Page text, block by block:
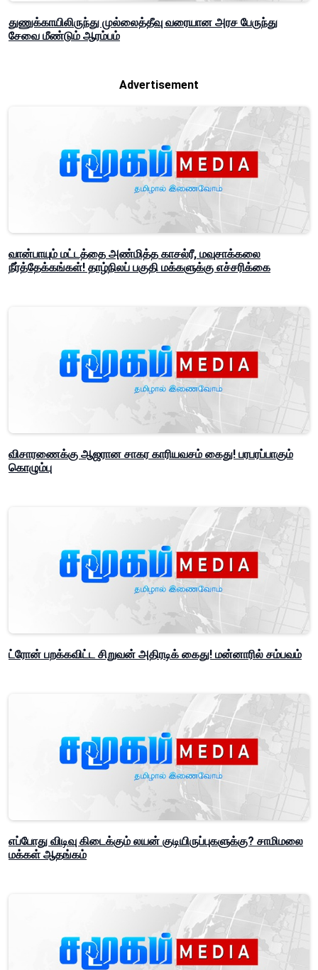
துணுக்காயிலிருந்து முல்லைத்தீவு வரையான அரச பேருந்து
சேவை மீண்டும் ஆரம்பம்
Advertisement
வான்பாயும் மட்டத்தை அண்மித்த காசல்ரீ, மவுசாக்கலை
நீர்த்தேக்கங்கள்! தாழ்நிலப் பகுதி மக்களுக்கு எச்சரிக்கை
விசாரணைக்கு ஆஜரான சாகர காரியவசம் கைது! பரபரப்பாகும்
கொழும்பு
ட்ரோன் பறக்கவிட்ட சிறுவன் அதிரடிக் கைது! மன்னாரில் சம்பவம்
எப்போது விடிவு கிடைக்கும் லயன் குடியிருப்புகளுக்கு? சாமிமலை
மக்கள் ஆதங்கம்